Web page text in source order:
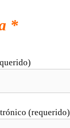
*
(requerido)